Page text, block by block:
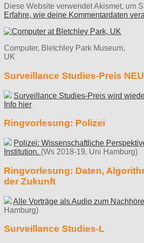
Diese Website verwendet Akismet, um
Erfahre, wie deine Kommentardaten
Computer, Bletchley Park Museum,
UK
Surveillance Studies-Preis
Surveillance Studies-Preis wird
Info hier
Ringvorlesung: Polizei
Polizei: Wissenschaftliche
Institution. (Ws 2018-19, Uni Hamburg)
Ringvorlesung: Daten,
der Zukunft
Alle Vorträge als Audio zum
Hamburg)
Surveillance Studies-L